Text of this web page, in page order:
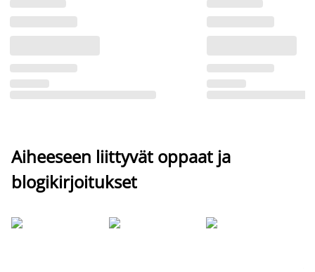
Aiheeseen liittyvät oppaat ja
blogikirjoitukset